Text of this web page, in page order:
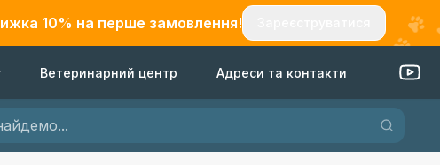
10% на перше замовлення!
Ветеринарний центр Адреси та контакти